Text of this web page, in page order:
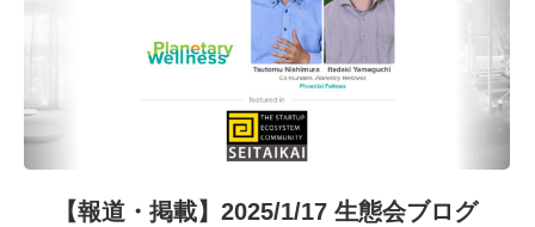
【報道・掲載】2025/1/17 生態会ブログ